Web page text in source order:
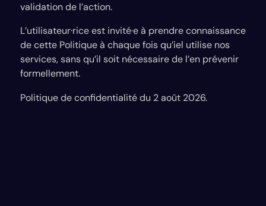
validation de l’action.
L’utilisateur·rice est invité·e à prendre connaissance
de cette Politique à chaque fois qu’iel utilise nos
services, sans qu’il soit nécessaire de l’en prévenir
formellement.
Politique de confidentialité du 2 août 2026.